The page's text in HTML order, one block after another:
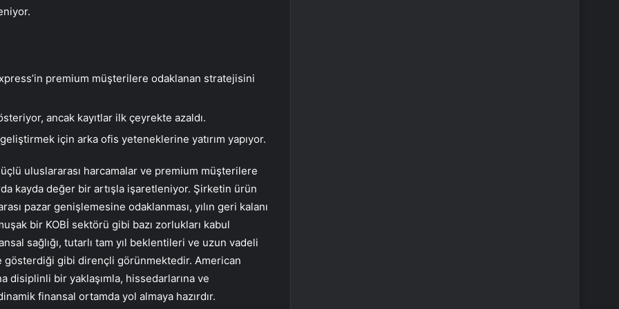
premium müşterilere odaklanan stratejisini
ancak kayıtlar ilk çeyrekte azaldı.
için arka ofis yeteneklerine yatırım yapıyor.
uluslararası harcamalar ve premium müşterilere
kayda değer bir artışla işaretleniyor. Şirketin ürün
pazar genişlemesine odaklanması, yılın geri kalanı
bir KOBİ sektörü gibi bazı zorlukları kabul
sağlığı, tutarlı tam yıl beklentileri ve uzun vadeli
gibi dirençli görünmektedir. American
disiplinli bir yaklaşımla, hissedarlarına ve
finansal ortamda yol almaya hazırdır.